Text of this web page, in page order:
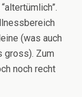
(was auch
gross). Zum
noch recht